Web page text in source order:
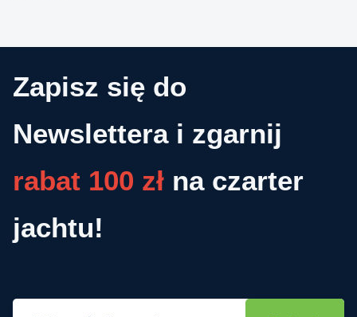
Zapisz się do
Newslettera i zgarnij
rabat 100 zł na czarter
jachtu!